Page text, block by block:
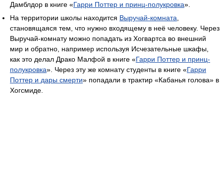
Дамблдор в книге «Гарри Поттер и принц-полукровка».
На территории школы находится Выручай-комната,
становящаяся тем, что нужно входящему в неё человеку. Через
Выручай-комнату можно попадать из Хогвартса во внешний
мир и обратно, например используя Исчезательные шкафы,
как это делал Драко Малфой в книге «Гарри Поттер и принц-
полукровка». Через эту же комнату студенты в книге «Гарри
Поттер и дары смерти» попадали в трактир «Кабанья голова» в
Хогсмиде.